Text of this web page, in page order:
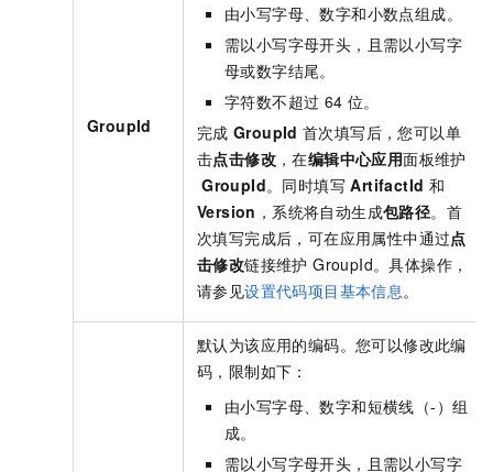
GroupId
由小写字母、数字和小数点组成。
需以小写字母开头，且需以小写字
母或数字结尾。
字符数不超过 64 位。
完成 GroupId 首次填写后，您可以单
击点击修改 ，在编辑中心应用面板维护
GroupId。同时填写ArtifactId 和
Version ，系统将自动生成包路径。首
次填写完成后，可在应用属性中通过点
击修改链接维护 GroupId。具体操作，
请参见设置代码项目基本信息 。
默认为该应用的编码。您可以修改此编
码，限制如下：
由小写字母、数字和短横线（-）组
成。
需以小写字母开头，且需以小写字